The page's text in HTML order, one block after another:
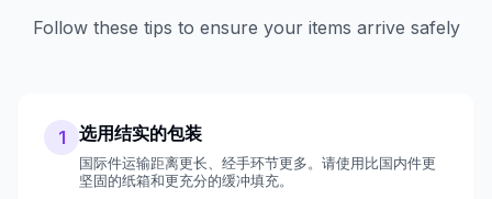
Follow these tips to ensure your items arrive safely
1 选用结实的包装
国际件运输距离更长、经手环节更多。请使用比国内件更
坚固的纸箱和更充分的缓冲填充。